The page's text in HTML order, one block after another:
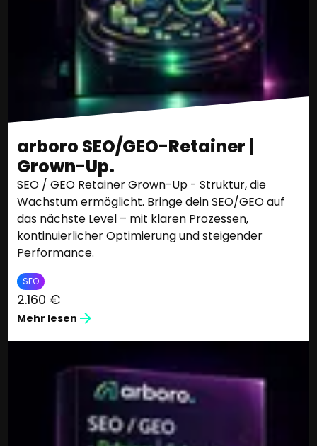
arboro SEO/GEO-Retainer |
Grown-Up.
SEO / GEO Retainer Grown-Up - Struktur, die
Wachstum ermöglicht. Bringe dein SEO/GEO auf
das nächste Level – mit klaren Prozessen,
kontinuierlicher Optimierung und steigender
Performance.
SEO
2.160 €
Mehr lesen